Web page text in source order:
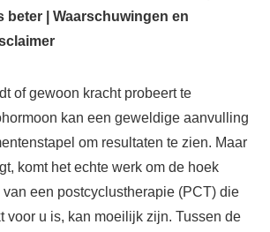
beter | Waarschuwingen en
of gewoon kracht probeert te
kan een geweldige aanvulling
om resultaten te zien. Maar
komt het echte werk om de hoek
een postcyclustherapie (PCT) die
voor u is, kan moeilijk zijn. Tussen de